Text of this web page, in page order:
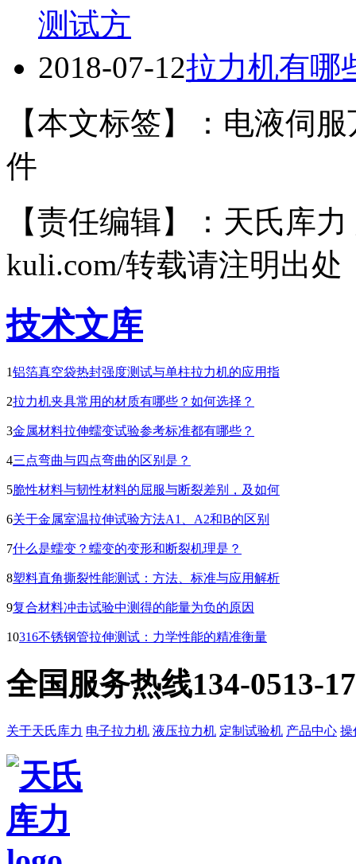
测试方
2018-07-12拉力机有哪
【本文标签】：电液伺
件
【责任编辑】：天氏库
kuli.com/转载请注明出处
技术文库
1铝箔真空袋热封强度测试与单柱拉力机的应用指
2拉力机夹具常用的材质有哪些？如何选择？
3金属材料拉伸蠕变试验参考标准都有哪些？
4三点弯曲与四点弯曲的区别是？
5脆性材料与韧性材料的屈服与断裂差别，及如何
6关于金属室温拉伸试验方法A1、A2和B的区别
7什么是蠕变？蠕变的变形和断裂机理是？
8塑料直角撕裂性能测试：方法、标准与应用解析
9复合材料冲击试验中测得的能量为负的原因
10316不锈钢管拉伸测试：力学性能的精准衡量
全国服务热线134-0513-
关于天氏库力 电子拉力机 液压拉力机 定制试验机 产品中心 操